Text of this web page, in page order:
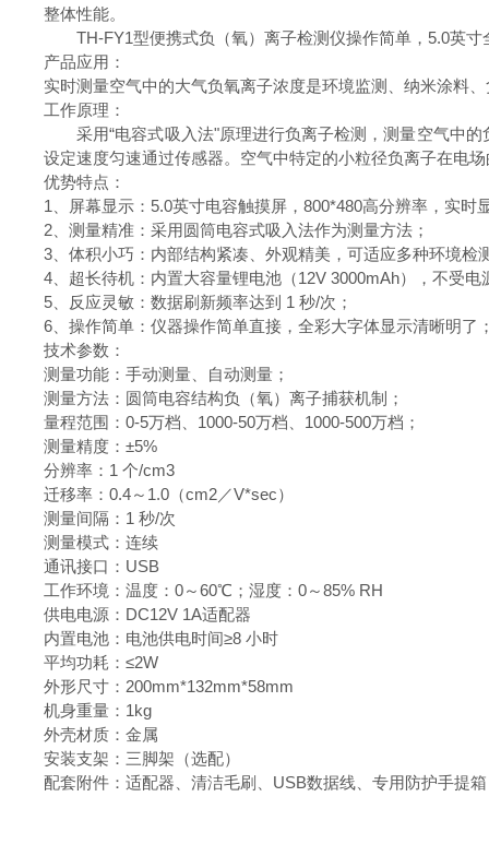
整体性能。
TH-FY1型便携式负（氧）离子检测仪操作简单，5.0英寸
产品应用：
实时测量空气中的大气负氧离子浓度是环境监测、纳米涂料
工作原理：
采用“电容式吸入法"原理进行负离子检测，测量空气中的
设定速度匀速通过传感器。空气中特定的小粒径负离子在电
优势特点：
1、屏幕显示：5.0英寸电容触摸屏，800*480高分辨率，实时
2、测量精准：采用圆筒电容式吸入法作为测量方法；
3、体积小巧：内部结构紧凑、外观精美，可适应多种环境检
4、超长待机：内置大容量锂电池（12V 3000mAh），不受
5、反应灵敏：数据刷新频率达到 1 秒/次；
6、操作简单：仪器操作简单直接，全彩大字体显示清晰明了
技术参数：
测量功能：手动测量、自动测量；
测量方法：圆筒电容结构负（氧）离子捕获机制；
量程范围：0-5万档、1000-50万档、1000-500万档；
测量精度：±5%
分辨率：1 个/cm3
迁移率：0.4～1.0（cm2／V*sec）
测量间隔：1 秒/次
测量模式：连续
通讯接口：USB
工作环境：温度：0～60℃；湿度：0～85% RH
供电电源：DC12V 1A适配器
内置电池：电池供电时间≥8 小时
平均功耗：≤2W
外形尺寸：200mm*132mm*58mm
机身重量：1kg
外壳材质：金属
安装支架：三脚架（选配）
配套附件：适配器、清洁毛刷、USB数据线、专用防护手提箱